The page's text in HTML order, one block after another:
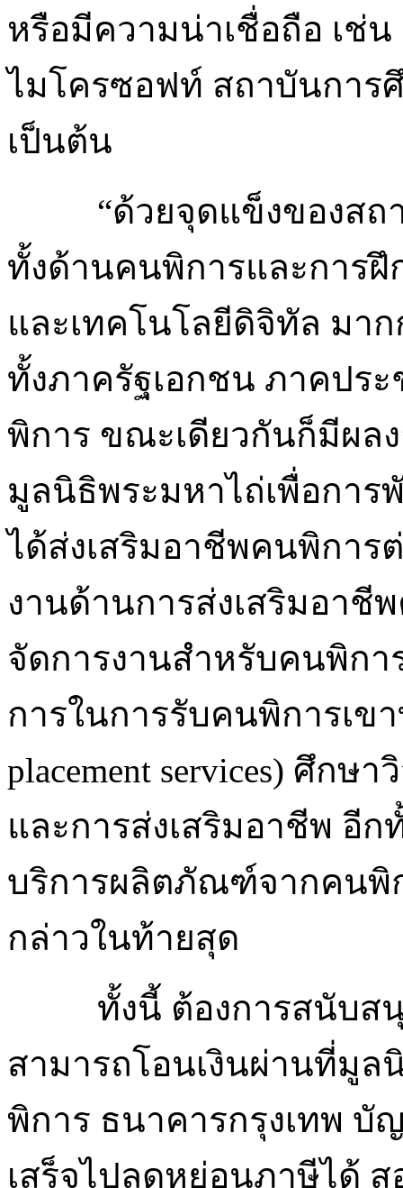
หรือมีความน่าเชื่อถือ เช่
ไมโครซอฟท์ สถาบันการ
เป็นต้น
“ด้วยจุดแข็งของส
ทั้งด้านคนพิการและการ
และเทคโนโลยีดิจิทัล มา
ทั้งภาครัฐเอกชน ภาคปร
พิการ ขณะเดียวกันก็มีผล
มูลนิธิพระมหาไถ่เพื่อกา
ได้ส่งเสริมอาชีพคนพิการ
งานด้านการส่งเสริมอาชี
จัดการงานสำหรับคนพิก
การในการรับคนพิการเขา
placement services) ศึก
และการส่งเสริมอาชีพ อี
บริการผลิตภัณฑ์จากคนพิ
กล่าวในท้ายสุด
ทั้งนี้ ต้องการสนับส
สามารถโอนเงินผ่านที่มู
พิการ ธนาคารกรุงเทพ บั
เสร็จไปลดหย่อนภาษีได้